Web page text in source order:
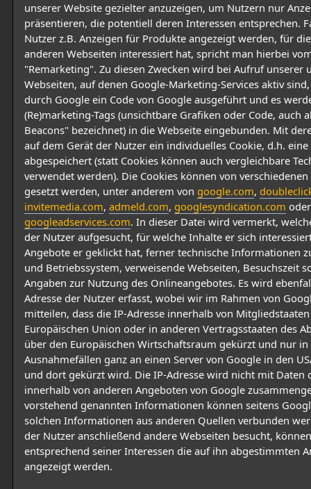
unserer Website gezielter anzuzeigen, um Nutzern nur
präsentieren, die potentiell deren Interessen entsprechen.
Nutzer z.B. Anzeigen für Produkte angezeigt werden, für
anderen Webseiten interessiert hat, spricht man hierbei
"Remarketing". Zu diesen Zwecken wird bei Aufruf unserer
Webseiten, auf denen Google-Marketing-Services aktiv
durch Google ein Code von Google ausgeführt und es
(Re)marketing-Tags (unsichtbare Grafiken oder Code, auch
Beacons" bezeichnet) in die Webseite eingebunden. Mit
auf dem Gerät der Nutzer ein individuelles Cookie, d.h.
abgespeichert (statt Cookies können auch vergleichbare
verwendet werden). Die Cookies können von
gesetzt werden, unter anderem von google.com,
invitemedia.com, admeld.com, googlesyndication.com oder
googleadservices.com. In dieser Datei wird vermerkt,
der Nutzer aufgesucht, für welche Inhalte er sich
Angebote er geklickt hat, ferner technische Informationen
und Betriebssystem, verweisende Webseiten, Besuchszeit
Angaben zur Nutzung des Onlineangebotes. Es wird
Adresse der Nutzer erfasst, wobei wir im Rahmen von
mitteilen, dass die IP-Adresse innerhalb von
Europäischen Union oder in anderen Vertragsstaaten des
über den Europäischen Wirtschaftsraum gekürzt und nur in
Ausnahmefällen ganz an einen Server von Google in den
und dort gekürzt wird. Die IP-Adresse wird nicht mit Daten
innerhalb von anderen Angeboten von Google
vorstehend genannten Informationen können seitens
solchen Informationen aus anderen Quellen verbunden
der Nutzer anschließend andere Webseiten besucht,
entsprechend seiner Interessen die auf ihn abgestimmten
angezeigt werden.